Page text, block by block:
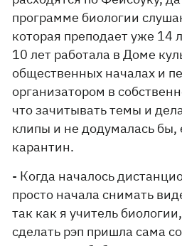
программе биологии
которая преподает уже 14
10 лет работала в Доме
общественных началах и
организатором в
что зачитывать темы и
клипы и не додумалась бы,
карантин.
- Когда началось
просто начала снимать
так как я учитель
сделать рэп пришла сама